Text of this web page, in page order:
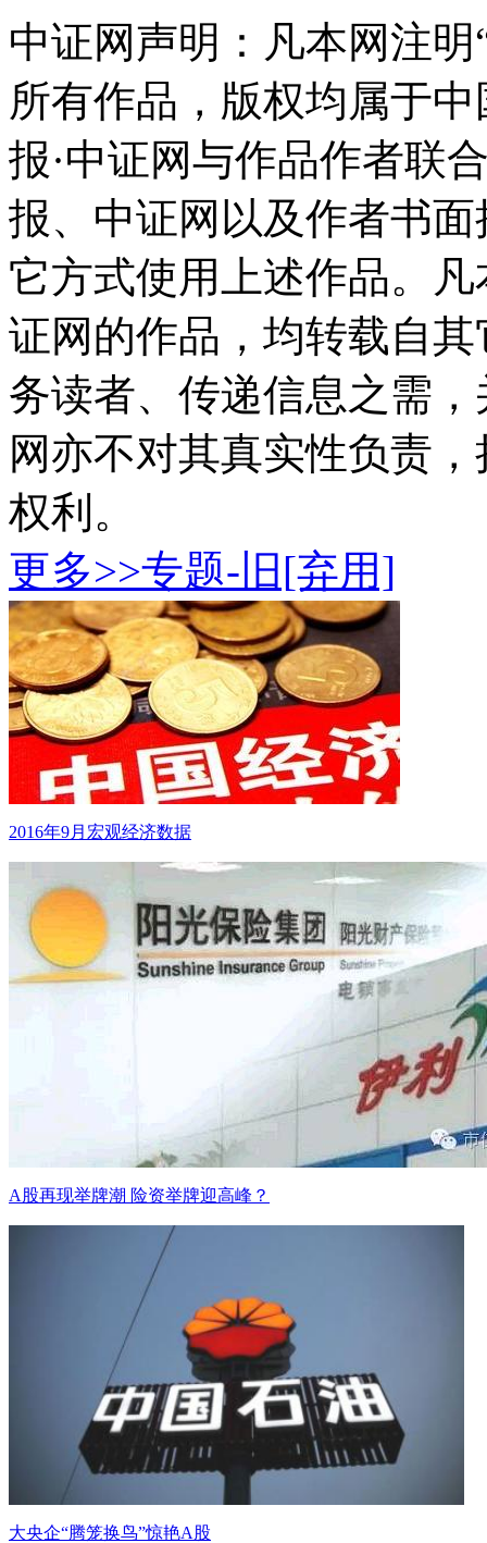
中证网声明：凡本网注
所有作品，版权均属于
报·中证网与作品作者联
报、中证网以及作者书
它方式使用上述作品。
证网的作品，均转载自
务读者、传递信息之需
网亦不对其真实性负责
权利。
更多>>专题-旧[弃用]
2016年9月宏观经济数据
A股再现举牌潮 险资举牌迎高峰？
大央企“腾笼换鸟”惊艳A股